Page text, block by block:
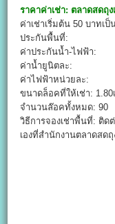
ราคาค่าเช่า: ตลาดสดถุง
ค่าเช่าเริ่มต้น 50 บาทเ
ประกันพื้นที่:
ค่าประกันน้ำ-ไฟฟ้า:
ค่าน้ำยูนิตละ:
ค่าไฟฟ้าหน่วยละ:
ขนาดล็อคที่ให้เช่า: 1.80
จำนวนล๊อคทั้งหมด: 90
วิธีการจองเช่าพื้นที่: ติด
เองที่สำนักงานตลาดสดถุ